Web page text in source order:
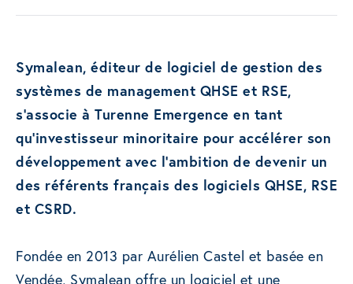
Symalean, éditeur de logiciel de gestion des
systèmes de management QHSE et RSE,
s’associe à Turenne Emergence en tant
qu’investisseur minoritaire pour accélérer son
développement avec l’ambition de devenir un
des référents français des logiciels QHSE, RSE
et CSRD.
Fondée en 2013 par Aurélien Castel et basée en
Vendée, Symalean offre un logiciel et une